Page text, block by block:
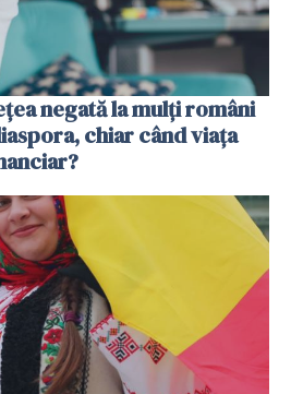
negată la mulți români
chiar când viața